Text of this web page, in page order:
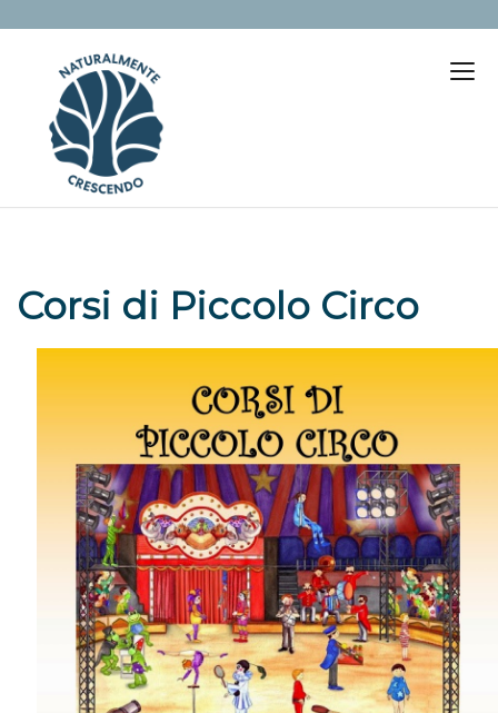
Corsi di Piccolo Circo